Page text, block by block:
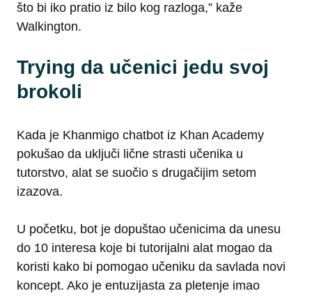
što bi iko pratio iz bilo kog razloga,” kaže
Walkington.
Trying da učenici jedu svoj
brokoli
Kada je Khanmigo chatbot iz Khan Academy
pokušao da uključi lične strasti učenika u
tutorstvo, alat se suočio s drugačijim setom
izazova.
U početku, bot je dopuštao učenicima da unesu
do 10 interesa koje bi tutorijalni alat mogao da
koristi kako bi pomogao učeniku da savlada novi
koncept. Ako je entuzijasta za pletenje imao